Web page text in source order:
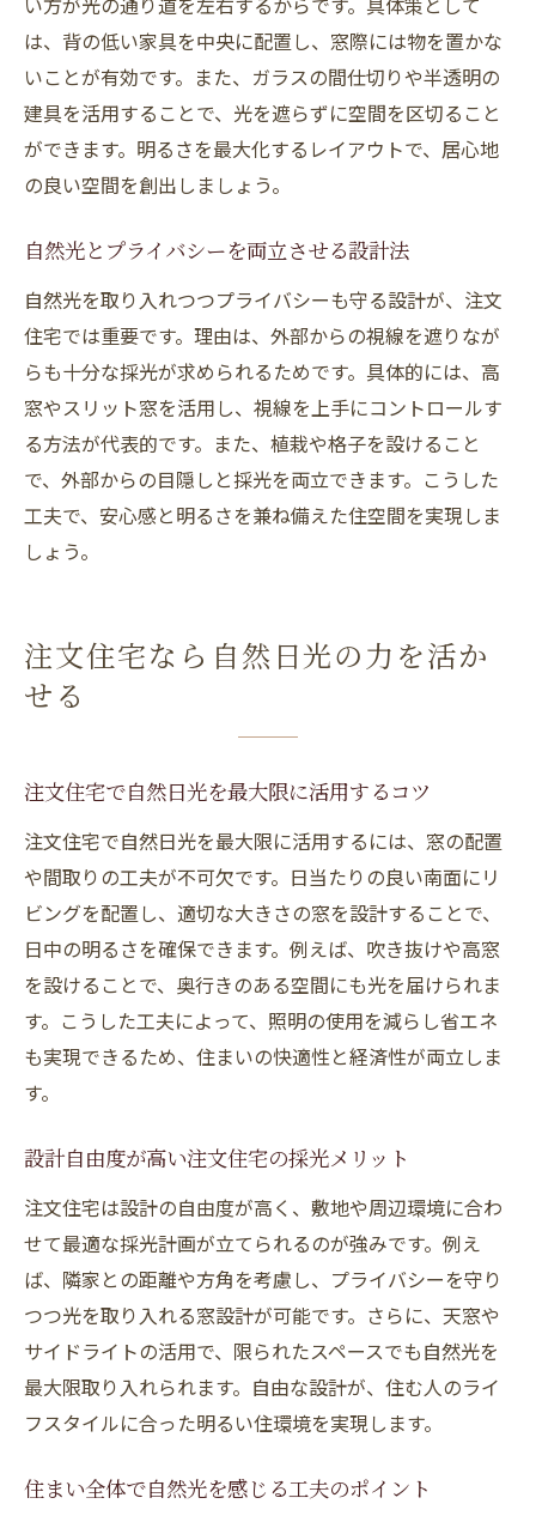
は、背の低い家具を中央に配置し、窓際には物を置かな
いことが有効です。また、ガラスの間仕切りや半透明の
建具を活用することで、光を遮らずに空間を区切ること
ができます。明るさを最大化するレイアウトで、居心地
の良い空間を創出しましょう。
自然光とプライバシーを両立させる設計法
自然光を取り入れつつプライバシーも守る設計が、注文
住宅では重要です。理由は、外部からの視線を遮りなが
らも十分な採光が求められるためです。具体的には、高
窓やスリット窓を活用し、視線を上手にコントロールす
る方法が代表的です。また、植栽や格子を設けること
で、外部からの目隠しと採光を両立できます。こうした
工夫で、安心感と明るさを兼ね備えた住空間を実現しま
しょう。
注文住宅なら自然日光の力を活か
せる
注文住宅で自然日光を最大限に活用するコツ
注文住宅で自然日光を最大限に活用するには、窓の配置
や間取りの工夫が不可欠です。日当たりの良い南面にリ
ビングを配置し、適切な大きさの窓を設計することで、
日中の明るさを確保できます。例えば、吹き抜けや高窓
を設けることで、奥行きのある空間にも光を届けられま
す。こうした工夫によって、照明の使用を減らし省エネ
も実現できるため、住まいの快適性と経済性が両立しま
す。
設計自由度が高い注文住宅の採光メリット
注文住宅は設計の自由度が高く、敷地や周辺環境に合わ
せて最適な採光計画が立てられるのが強みです。例え
ば、隣家との距離や方角を考慮し、プライバシーを守り
つつ光を取り入れる窓設計が可能です。さらに、天窓や
サイドライトの活用で、限られたスペースでも自然光を
最大限取り入れられます。自由な設計が、住む人のライ
フスタイルに合った明るい住環境を実現します。
住まい全体で自然光を感じる工夫のポイント